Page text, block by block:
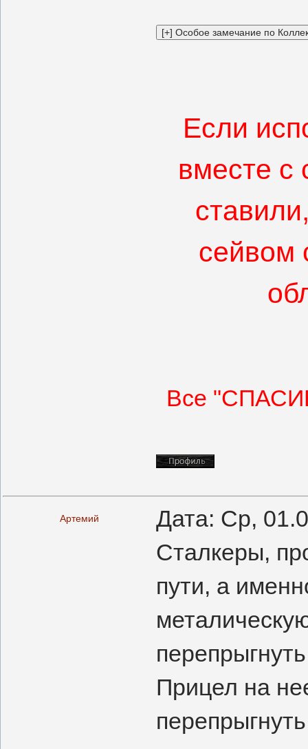
Если
вместе с
сейвом
Все
Артемий Дата: Ср,
Сталкеры,
пути, а
Прицел на